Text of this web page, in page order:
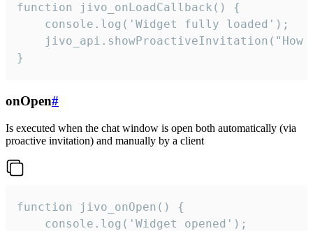
function jivo_onLoadCallback() {
    console.log('Widget fully loaded');
jivo_api.showProactiveInvitation("How
}
onOpen#
Is executed when the chat window is open both automatically (via
proactive invitation) and manually by a client
function jivo_onOpen() {
    console.log('Widget opened');